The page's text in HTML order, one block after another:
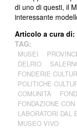
di uno di questi, il
interessante
Articolo a cura di:
TAG:
MUSEI
DELRIO
FONDERIE
POLITICHE
COMUNITÀ
FONDAZIONE
LABORATORI DAL
MUSEO VIVO